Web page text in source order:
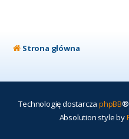
Strona główna
Technologię dostarcza phpBB®
Absolution style by